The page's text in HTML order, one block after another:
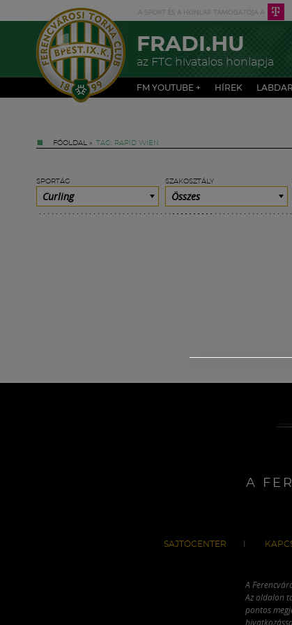
FRADI.HU
az FTC hivatalos honlapja
FM YOUTUBE + HÍREK
FŐOLDAL » TAG: RAPID WIEN
SPORTÁG
Curling
SZAKOSZTÁLY
Összes
A
SAJTÓCENTER
A
Az oldalon
pontos